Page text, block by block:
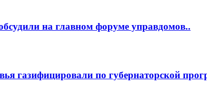
на главном форуме управдомов..
газифицировали по губернаторской